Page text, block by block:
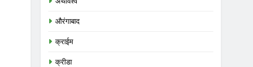
औरंगाबाद
क्राईम
क्रीडा